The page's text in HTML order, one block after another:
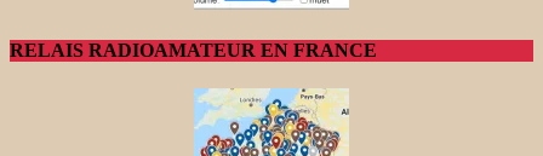
RELAIS RADIOAMATEUR EN FRANCE